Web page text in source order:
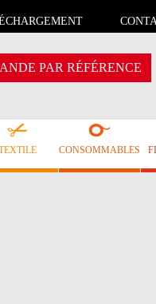
PAR RÉFÉRENCE
CONSOMMABLES